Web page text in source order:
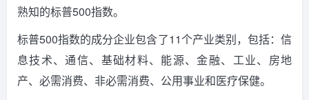
熟知的标普500指数。
标普500指数的成分企业包含了11个产业类别，包括：信
息技术、通信、基础材料、能源、金融、工业、房地
产、必需消费、非必需消费、公用事业和医疗保健。